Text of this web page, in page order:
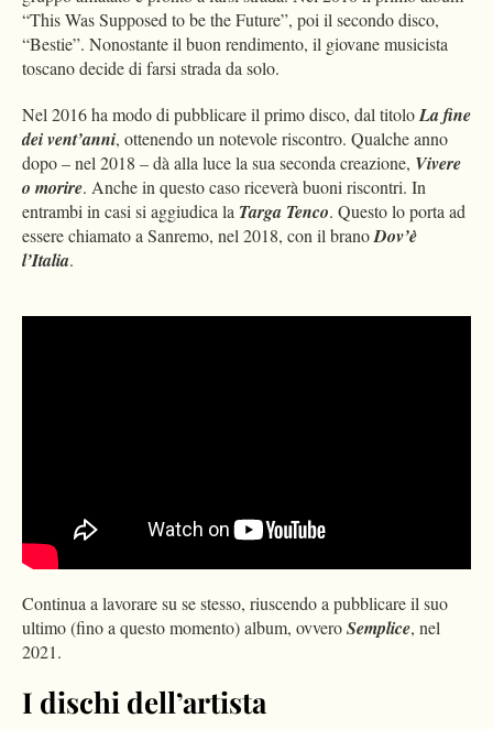
“This Was Supposed to be the Future”, poi il secondo disco,
“Bestie”. Nonostante il buon rendimento, il giovane musicista
toscano decide di farsi strada da solo.
Nel 2016 ha modo di pubblicare il primo disco, dal titoloLa fine
dei vent’anni, ottenendo un notevole riscontro. Qualche anno
dopo – nel 2018 – dà alla luce la sua seconda creazione, Vivere
o morire. Anche in questo caso riceverà buoni riscontri. In
entrambi in casi si aggiudica la Targa Tenco. Questo lo porta ad
essere chiamato a Sanremo, nel 2018, con il branoDov’è
l’Italia.
Continua a lavorare su se stesso, riuscendo a pubblicare il suo
ultimo (fino a questo momento) album, ovveroSemplice, nel
2021.
I dischi dell’artista